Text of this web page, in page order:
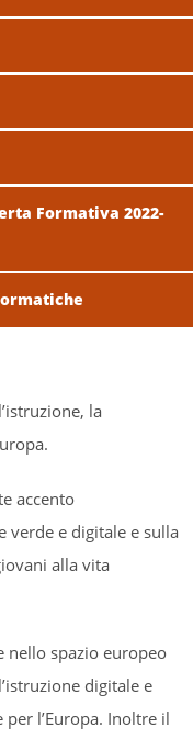
Formativa 2022-
la
accento
verde e digitale e sulla
alla vita
nello spazio europeo
digitale e
l’Europa. Inoltre il